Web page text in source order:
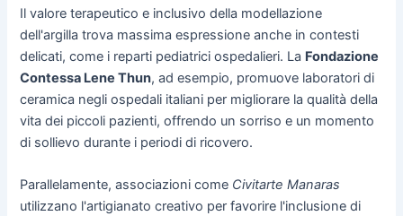
Il valore terapeutico e inclusivo della modellazione
dell'argilla trova massima espressione anche in contesti
delicati, come i reparti pediatrici ospedalieri. La Fondazione
Contessa Lene Thun, ad esempio, promuove laboratori di
ceramica negli ospedali italiani per migliorare la qualità della
vita dei piccoli pazienti, offrendo un sorriso e un momento
di sollievo durante i periodi di ricovero.
Parallelamente, associazioni come Civitarte Manaras
utilizzano l'artigianato creativo per favorire l'inclusione di